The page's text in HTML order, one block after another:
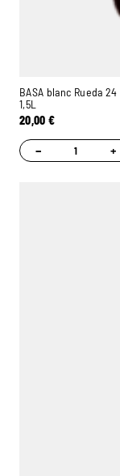
BASA blanc Rueda 24
1,5L
20,00€
− +